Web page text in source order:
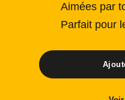
Aimées par
Parfait pour